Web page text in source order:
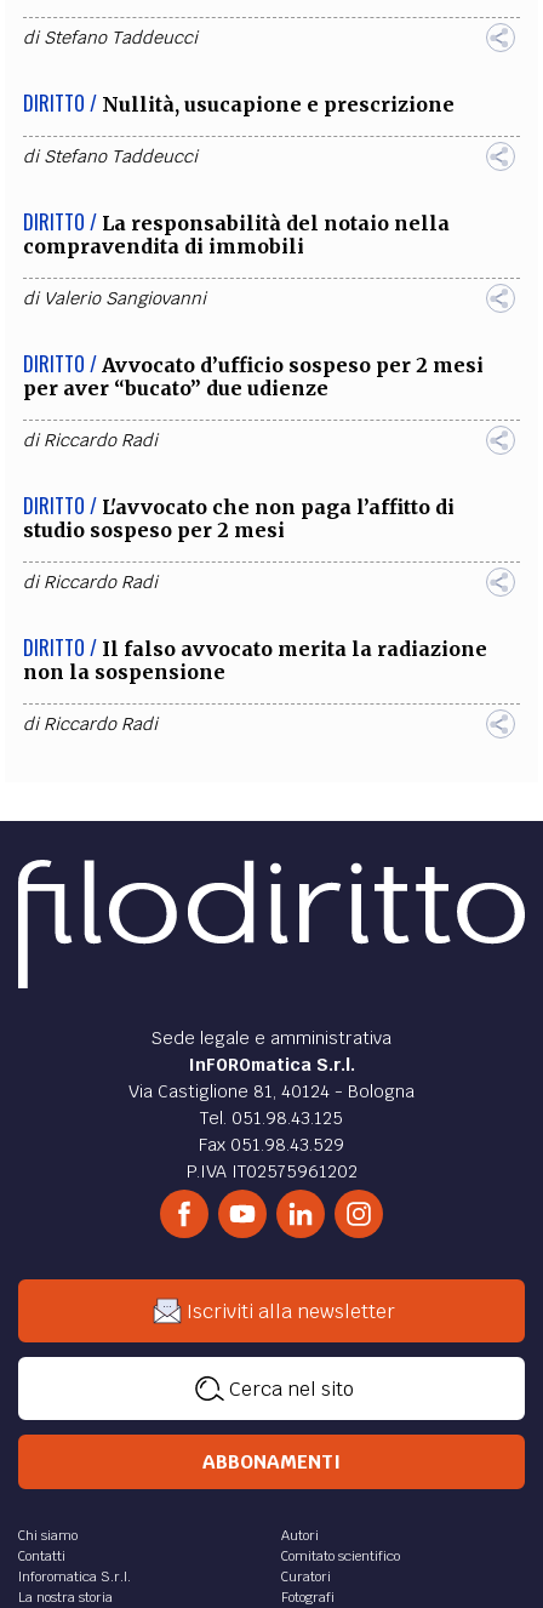
diStefano Taddeucci
DIRITTO / Nullità, usucapione e prescrizione
diStefano Taddeucci
DIRITTO / La responsabilità del notaio nella
compravendita di immobili
di Valerio Sangiovanni
DIRITTO / Avvocato d’ufficio sospeso per 2 mesi
per aver “bucato” due udienze
diRiccardo Radi
DIRITTO / L'avvocato che non paga l’affitto di
studio sospeso per 2 mesi
diRiccardo Radi
DIRITTO / Il falso avvocato merita la radiazione
non la sospensione
diRiccardo Radi
Sede legale e amministrativa
InFOROmatica S.r.l.
Via Castiglione 81, 40124 - Bologna
Tel. 051.98.43.125
Fax 051.98.43.529
P.IVA IT02575961202
Iscriviti alla newsletter
Cerca nel sito
ABBONAMENTI
Chi siamo
Contatti
Inforomatica S.r.l.
La nostra storia
Autori
Comitato scientifico
Curatori
Fotografi